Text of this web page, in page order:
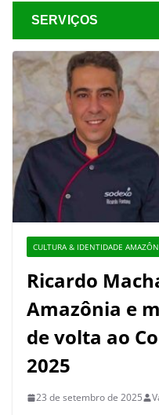
SERVIÇOS
CULTURA & IDENTIDADE
Ricardo
Amazônia e
de volta ao
2025
23 de setembro de 2025